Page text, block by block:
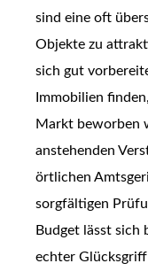
sind eine oft
Objekte zu
sich gut
Immobilien
Markt beworben
anstehenden
örtlichen
sorgfältigen
Budget lässt sich
echter Glücksgriff